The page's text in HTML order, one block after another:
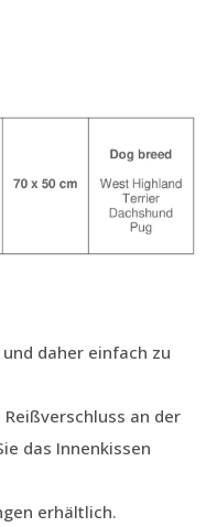
daher einfach zu
an der
das Innenkissen
erhältlich.